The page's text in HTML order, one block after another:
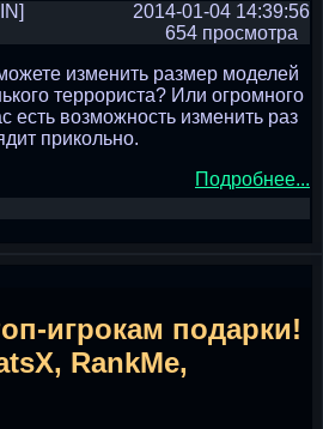
2014-01-04 14:39:56
654 просмотра
изменить размер моделей
террориста? Или огромного
есть возможность изменить раз
прикольно.
Подробнее...
игрокам подарки!
RankMe,